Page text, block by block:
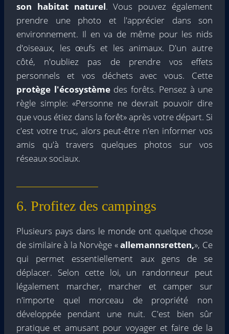
son habitat naturel. Vous pouvez également
prendre une photo et l'apprécier dans son
environnement. Il en va de même pour les nids
d'oiseaux, les œufs et les animaux. D'un autre
côté, n'oubliez pas de prendre vos effets
personnels et vos déchets avec vous. Cette
protège l'écosystèmedes forêts. Pensez à une
règle simple: «Personne ne devrait pouvoir dire
que vous étiez dans la forêt» après votre départ. Si
c'est votre truc, alors peut-être n'en informer vos
amis qu'à travers quelques photos sur vos
réseaux sociaux.
6. Profitez des campings
Plusieurs pays dans le monde ont quelque chose
de similaire à la Norvège «allemannsretten,», Ce
qui permet essentiellement aux gens de se
déplacer. Selon cette loi, un randonneur peut
légalement marcher, marcher et camper sur
n'importe quel morceau de propriété non
développée pendant une nuit. C'est bien sûr
pratique et amusant pour voyager et faire de la